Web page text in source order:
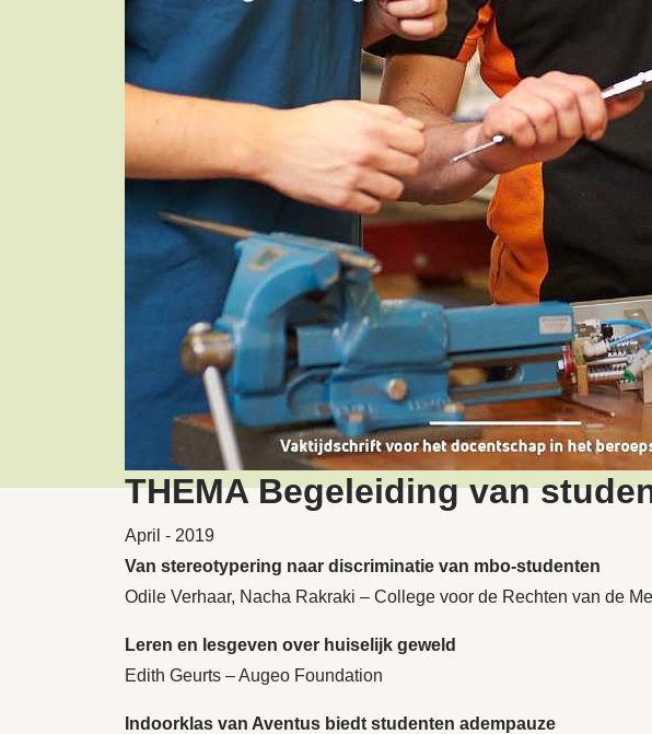
THEMA Begeleiding van
April - 2019
Van stereotypering naar discriminatie van mbo-studenten
Odile Verhaar, Nacha Rakraki – College voor de Rechten van de
Leren en lesgeven over huiselijk geweld
Edith Geurts – Augeo Foundation
Indoorklas van Aventus biedt studenten adempauze